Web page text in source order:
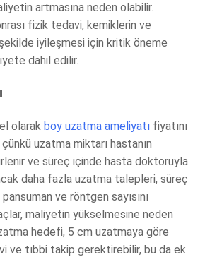
artmasına neden olabilir.
fizik tedavi, kemiklerin ve
şekilde iyileşmesi için kritik öneme
dahil edilir.
olarak boy uzatma ameliyatı fiyatını
uzatma miktarı hastanın
ve süreç içinde hasta doktoruyla
daha fazla uzatma talepleri, süreç
ve röntgen sayısını
maliyetin yükselmesine neden
hedefi, 5 cm uzatmaya göre
ve tıbbi takip gerektirebilir, bu da ek